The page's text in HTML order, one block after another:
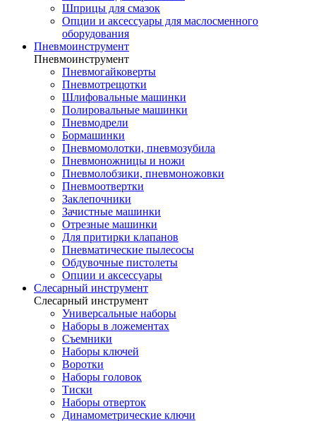
Шприцы для смазок
Опции и аксессуары для маслосменного
оборудования
Пневмоинструмент
Пневмоинструмент
Пневмогайковерты
Пневмотрещотки
Шлифовальные машинки
Полировальные машинки
Пневмодрели
Бормашинки
Пневмомолотки, пневмозубила
Пневмоножницы и ножи
Пневмолобзики, пневмоножовки
Пневмоотвертки
Заклепочники
Зачистные машинки
Отрезные машинки
Для притирки клапанов
Пневматические пылесосы
Обдувочные пистолеты
Опции и аксессуары
Слесарный инструмент
Слесарный инструмент
Универсальные наборы
Наборы в ложементах
Съемники
Наборы ключей
Воротки
Наборы головок
Тиски
Наборы отверток
Динамометрические ключи